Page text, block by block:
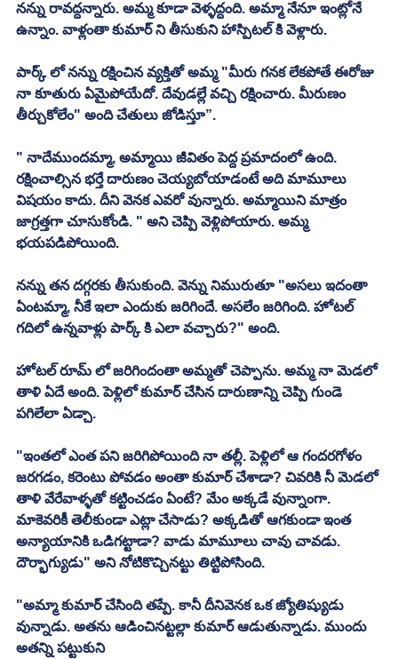
నన్ను రావద్దన్నారు. అమ్మ కూడా వెళ్ళద్దంది. అమ్మా నేనూ ఇంట్లోనే
ఉన్నాం. వాళ్లంతా కుమార్ ని తీసుకుని హాస్పిటల్ కి వెళ్లారు.
పార్క్ లో నన్ను రక్షించిన వ్యక్తితో అమ్మ "మీరు గనక లేకపోతే ఈరోజు
నా కూతురు ఏమైపోయేదో. దేవుడల్లే వచ్చి రక్షించారు. మీరుణం
తీర్చుకోలేం" అంది చేతులు జోడిస్తూ”.
" నాదేముందమ్మా, అమ్మాయి జీవితం పెద్ద ప్రమాదంలో ఉంది.
రక్షించాల్సిన భర్తే దారుణం చెయ్యబోయాడంటే అది మామూలు
విషయం కాదు. దీని వెనక ఎవరో వున్నారు. అమ్మాయిని మాత్రం
జాగ్రత్తగా చూసుకోండి. " అని చెప్పి వెళ్లిపోయారు. అమ్మ
భయపడిపోయింది.
నన్ను తన దగ్గరకు తీసుకుంది. వెన్ను నిమురుతూ "అసలు ఇదంతా
ఏంటమ్మా, నీకే ఇలా ఎందుకు జరిగిందే. అసలేం జరిగింది. హోటల్
గదిలో ఉన్నవాళ్లు పార్క్ కి ఎలా వచ్చారు?" అంది.
హోటల్ రూమ్ లో జరిగిందంతా అమ్మతో చెప్పాను. అమ్మ నా మెడలో
తాళి ఏదే అంది. పెళ్లిలో కుమార్ చేసిన దారుణాన్ని చెప్పి గుండె
పగిలేలా ఏడ్చా.
"ఇంతలో ఎంత పని జరిగిపోయింది నా తల్లీ. పెళ్లిలో ఆ గందరగోళం
జరగడం, కరెంటు పోవడం అంతా కుమార్ చేశాడా? చివరికి నీ మెడలో
తాళి వేరేవాళ్ళతో కట్టించడం ఏంటే? మేం అక్కడే వున్నాంగా.
మాకెవరికీ తెలీకుండా ఎట్లా చేసాడు? అక్కడితో ఆగకుండా ఇంత
అన్యాయానికి ఒడిగట్టాడా? వాడు మామూలు చావు చావడు.
దౌర్భాగ్యుడు" అని నోటికొచ్చినట్టు తిట్టిపోసింది.
"అమ్మా కుమార్ చేసింది తప్పే. కానీ దీనివెనక ఒక జ్యోతిష్యుడు
వున్నాడు. అతను ఆడించినట్టల్లా కుమార్ ఆడుతున్నాడు. ముందు
అతన్ని పట్టుకుని